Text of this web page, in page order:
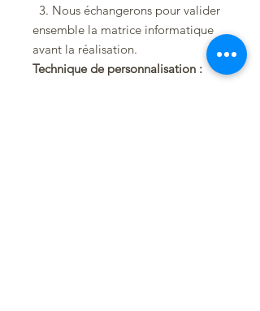
3. Nous échangerons pour valider
ensemble la matrice informatique
avant la réalisation.
Technique de personnalisation :